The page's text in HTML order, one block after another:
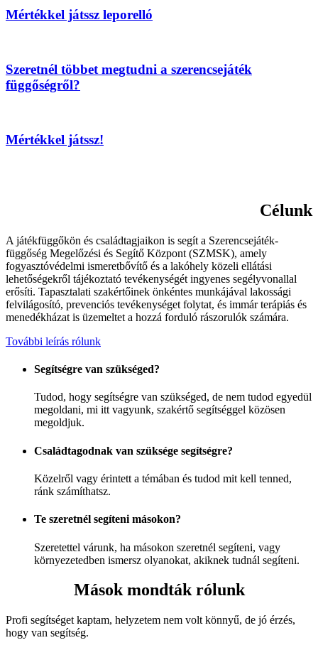
Mértékkel játssz leporelló
Szeretnél többet megtudni a szerencsejáték
függőségről?
Mértékkel játssz!
Célunk
A játékfüggőkön és családtagjaikon is segít a Szerencsejáték-
függőség Megelőzési és Segítő Központ (SZMSK), amely
fogyasztóvédelmi ismeretbővítő és a lakóhely közeli ellátási
lehetőségekről tájékoztató tevékenységét ingyenes segélyvonallal
erősíti. Tapasztalati szakértőinek önkéntes munkájával lakossági
felvilágosító, prevenciós tevékenységet folytat, és immár terápiás és
menedékházat is üzemeltet a hozzá forduló rászorulók számára.
További leírás rólunk
Segítségre van szükséged?
Tudod, hogy segítségre van szükséged, de nem tudod egyedül
megoldani, mi itt vagyunk, szakértő segítséggel közösen
megoldjuk.
Családtagodnak van szüksége segítségre?
Közelről vagy érintett a témában és tudod mit kell tenned,
ránk számíthatsz.
Te szeretnél segíteni másokon?
Szeretettel várunk, ha másokon szeretnél segíteni, vagy
környezetedben ismersz olyanokat, akiknek tudnál segíteni.
Mások mondták rólunk
Profi segítséget kaptam, helyzetem nem volt könnyű, de jó érzés,
hogy van segítség.